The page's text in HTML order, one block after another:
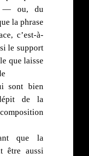
— ou, du
la phrase
c’est-à-
le support
que laisse
sont bien
de la
que la
être aussi